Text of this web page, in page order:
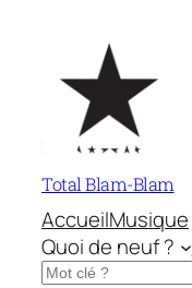
contenu
Total Blam-Blam
AccueilMusique
Quoi de neuf ?
Rechercher